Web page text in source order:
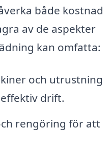
både kostnad
av de aspekter
kan omfatta:
och utrustning
drift.
rengöring för att